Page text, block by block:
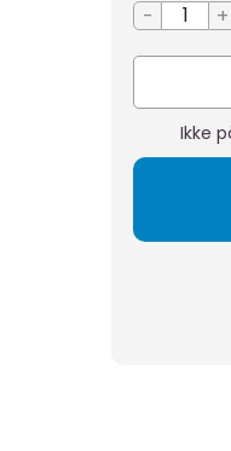
- +
Ikke